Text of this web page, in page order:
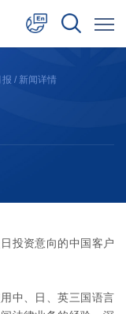
报 / 新闻详情
投资意向的中国客户
中、日、英三国语言